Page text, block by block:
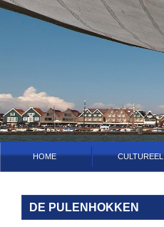
HOME CULTUREEL
DE PULENHOKKEN